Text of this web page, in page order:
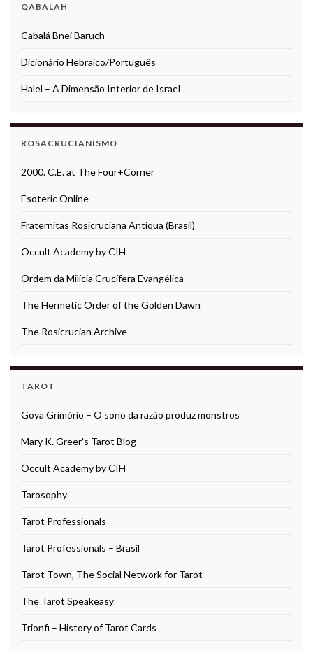
QABALAH
Cabalá Bnei Baruch
Dicionário Hebraico/Português
Halel – A Dimensão Interior de Israel
ROSACRUCIANISMO
2000. C.E. at The Four+Corner
Esoteric Online
Fraternitas Rosicruciana Antiqua (Brasil)
Occult Academy by CIH
Ordem da Milícia Crucífera Evangélica
The Hermetic Order of the Golden Dawn
The Rosicrucian Archive
TAROT
Goya Grimório – O sono da razão produz monstros
Mary K. Greer's Tarot Blog
Occult Academy by CIH
Tarosophy
Tarot Professionals
Tarot Professionals – Brasil
Tarot Town, The Social Network for Tarot
The Tarot Speakeasy
Trionfi – History of Tarot Cards